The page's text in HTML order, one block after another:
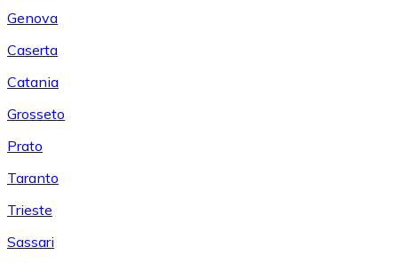
Genova
Caserta
Catania
Grosseto
Prato
Taranto
Trieste
Sassari